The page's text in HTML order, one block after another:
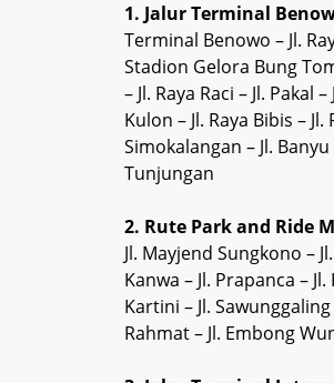
1. Jalur Terminal
Terminal Benowo – Jl.
Stadion Gelora Bung
– Jl. Raya Raci – Jl. Pakal
Kulon – Jl. Raya Bibis –
Simokalangan – Jl.
Tunjungan
2. Rute Park and Ride
Jl. Mayjend Sungkono –
Kanwa – Jl. Prapanca –
Kartini – Jl.
Rahmat – Jl. Embong